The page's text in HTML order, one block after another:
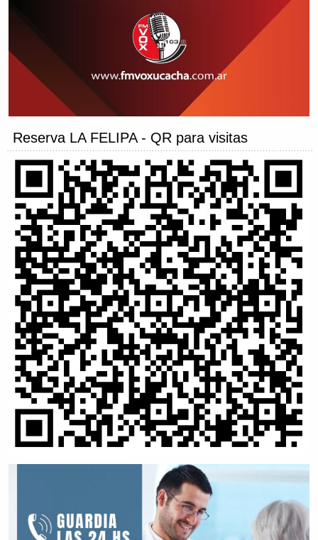
Reserva LA FELIPA - QR para visitas